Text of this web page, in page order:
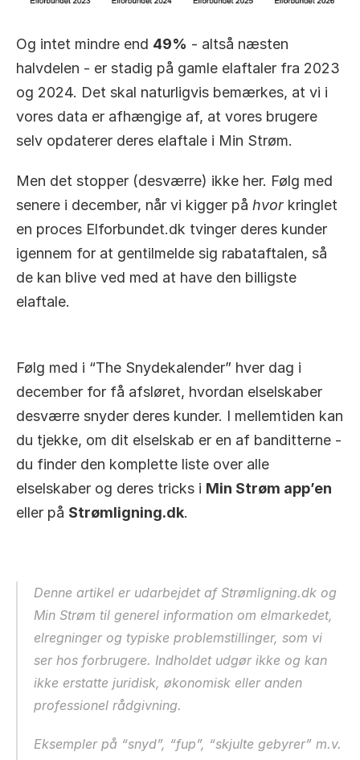
Og intet mindre end 49% - altså næsten
halvdelen - er stadig på gamle elaftaler fra 2023
og 2024. Det skal naturligvis bemærkes, at vi i
vores data er afhængige af, at vores brugere
selv opdaterer deres elaftale i Min Strøm.
Men det stopper (desværre) ikke her. Følg med
senere i december, når vi kigger på hvor kringlet
en proces Elforbundet.dk tvinger deres kunder
igennem for at gentilmelde sig rabataftalen, så
de kan blive ved med at have den billigste
elaftale.
Følg med i “The Snydekalender” hver dag i
december for få afsløret, hvordan elselskaber
desværre snyder deres kunder. I mellemtiden kan
du tjekke, om dit elselskab er en af banditterne -
du finder den komplette liste over alle
elselskaber og deres tricks i Min Strøm app’en
eller på Strømligning.dk.
Denne artikel er udarbejdet af Strømligning.dk og
Min Strøm til generel information om elmarkedet,
elregninger og typiske problemstillinger, som vi
ser hos forbrugere. Indholdet udgør ikke og kan
ikke erstatte juridisk, økonomisk eller anden
professionel rådgivning.
Eksempler på “snyd”, “fup”, “skjulte gebyrer” m.v.